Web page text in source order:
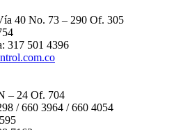
40 No. 73 – 290 Of. 305
317 501 4396
– 24 Of. 704
/ 660 3964 / 660 4054